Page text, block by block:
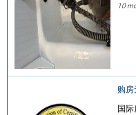
10
购
国